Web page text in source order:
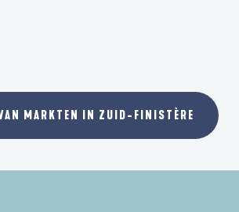
MARKTEN IN ZUID-FINISTÈRE